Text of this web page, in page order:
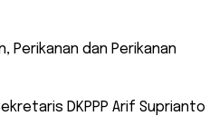
Perikanan dan Perikanan
DKPPP Arif Suprianto